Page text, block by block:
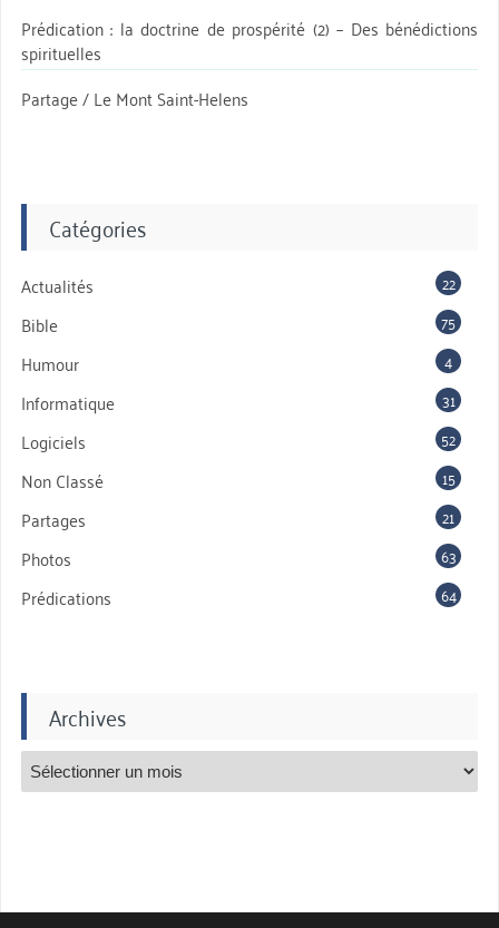
Prédication : la doctrine de prospérité (2) – Des bénédictions
spirituelles
Partage / Le Mont Saint-Helens
Catégories
Actualités 22
Bible 75
Humour 4
Informatique 31
Logiciels 52
Non Classé 15
Partages 21
Photos 63
Prédications 64
Archives